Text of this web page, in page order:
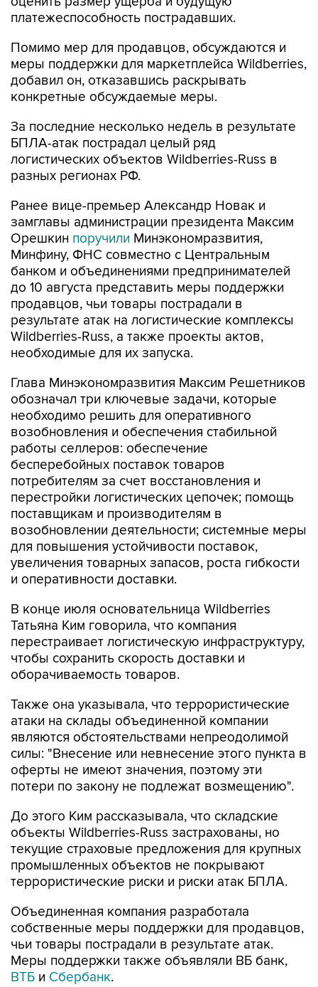
платежеспособность пострадавших.
Помимо мер для продавцов, обсуждаются и
меры поддержки для маркетплейса Wildberries,
добавил он, отказавшись раскрывать
конкретные обсуждаемые меры.
За последние несколько недель в результате
БПЛА-атак пострадал целый ряд
логистических объектов Wildberries-Russ в
разных регионах РФ.
Ранее вице-премьер Александр Новак и
замглавы администрации президента Максим
Орешкин поручили Минэкономразвития,
Минфину, ФНС совместно с Центральным
банком и объединениями предпринимателей
до 10 августа представить меры поддержки
продавцов, чьи товары пострадали в
результате атак на логистические комплексы
Wildberries-Russ, а также проекты актов,
необходимые для их запуска.
Глава Минэкономразвития Максим Решетников
обозначал три ключевые задачи, которые
необходимо решить для оперативного
возобновления и обеспечения стабильной
работы селлеров: обеспечение
бесперебойных поставок товаров
потребителям за счет восстановления и
перестройки логистических цепочек; помощь
поставщикам и производителям в
возобновлении деятельности; системные меры
для повышения устойчивости поставок,
увеличения товарных запасов, роста гибкости
и оперативности доставки.
В конце июля основательница Wildberries
Татьяна Ким говорила, что компания
перестраивает логистическую инфраструктуру,
чтобы сохранить скорость доставки и
оборачиваемость товаров.
Также она указывала, что террористические
атаки на склады объединенной компании
являются обстоятельствами непреодолимой
силы: "Внесение или невнесение этого пункта в
оферты не имеют значения, поэтому эти
потери по закону не подлежат возмещению".
До этого Ким рассказывала, что складские
объекты Wildberries-Russ застрахованы, но
текущие страховые предложения для крупных
промышленных объектов не покрывают
террористические риски и риски атак БПЛА.
Объединенная компания разработала
собственные меры поддержки для продавцов,
чьи товары пострадали в результате атак.
Меры поддержки также объявляли ВБ банк,
ВТБ и Сбербанк.